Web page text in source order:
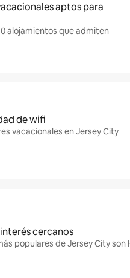
aptos para
alojamientos que admiten
de wifi
vacacionales en Jersey City
cercanos
populares de Jersey City